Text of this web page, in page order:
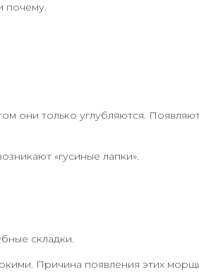
почему.
только углубляются.
«гусиные лапки».
складки.
Причина появления этих